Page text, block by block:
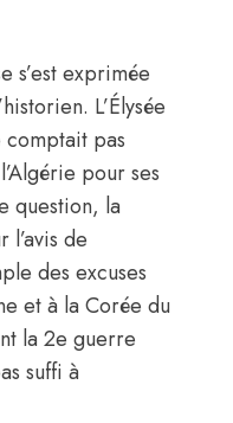
s’est exprimée
L’Élysée
comptait pas
Algérie pour ses
question, la
l’avis de
des excuses
et à la Corée du
la 2e guerre
suffi à